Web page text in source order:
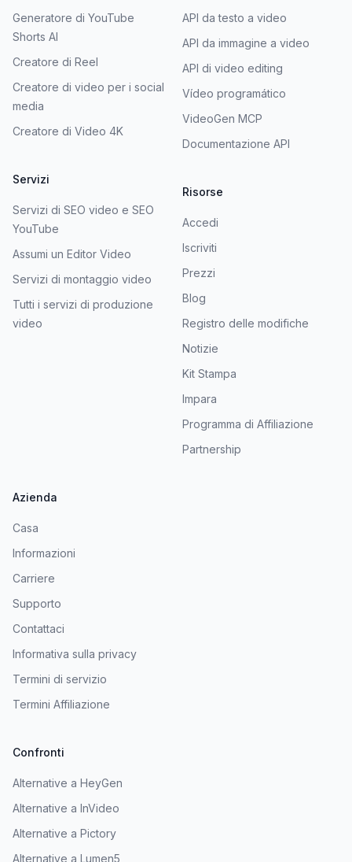
Generatore di YouTube
Shorts AI
Creatore di Reel
Creatore di video per i social
media
Creatore di Video 4K
Servizi
Servizi di SEO video e SEO
YouTube
Assumi un Editor Video
Servizi di montaggio video
Tutti i servizi di produzione
video
API da testo a video
API da immagine a video
API di video editing
Vídeo programático
VideoGen MCP
Documentazione API
Risorse
Accedi
Iscriviti
Prezzi
Blog
Registro delle modifiche
Notizie
Kit Stampa
Impara
Programma di Affiliazione
Partnership
Azienda
Casa
Informazioni
Carriere
Supporto
Contattaci
Informativa sulla privacy
Termini di servizio
Termini Affiliazione
Confronti
Alternative a HeyGen
Alternative a InVideo
Alternative a Pictory
Alternative a Lumen5